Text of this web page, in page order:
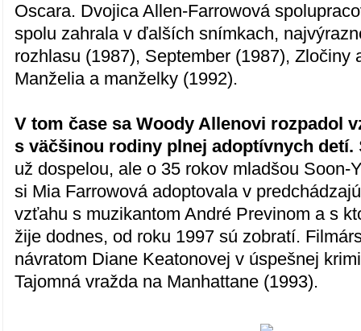
Oscara. Dvojica Allen-Farrowová
spolu zahrala v ďalších snímkach,
rozhlasu (1987), September (1987), Zločiny
Manželia a manželky (1992).
V tom čase sa Woody Allenovi rozpadol
s väčšinou rodiny plnej adoptívnych detí.
už dospelou, ale o 35 rokov mladšou Soon-
si Mia Farrowová adoptovala v
vzťahu s muzikantom André Previnom a s
žije dodnes, od roku 1997 sú zobratí.
návratom Diane Keatonovej v úspešnej
Tajomná vražda na Manhattane (1993).